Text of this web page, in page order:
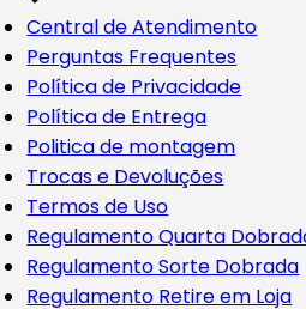
Central de Atendimento
Perguntas Frequentes
Política de Privacidade
Política de Entrega
Politica de montagem
Trocas e Devoluções
Termos de Uso
Regulamento Quarta
Regulamento Sorte Dobrada
Regulamento Retire em Loja